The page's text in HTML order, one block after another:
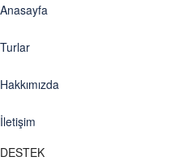
Anasayfa
Turlar
Hakkımızda
İletişim
DESTEK